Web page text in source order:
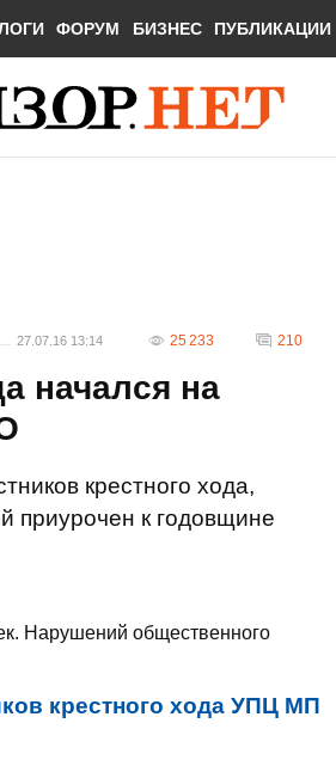
ФОРУМ БИЗНЕС ПУБЛИКАЦИИ
27.07.16 13:14 25 233 210
начался на
крестного хода,
приурочен к годовщине
Нарушений общественного
крестного хода УПЦ МП